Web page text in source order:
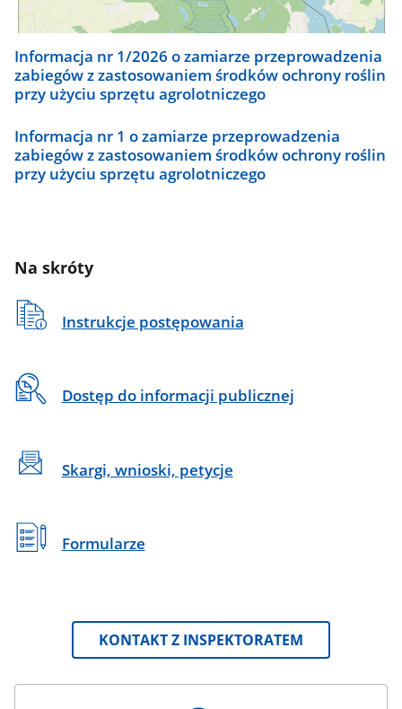
Informacja nr 1/2026 o zamiarze przeprowadzenia
zabiegów z zastosowaniem środków ochrony roślin
przy użyciu sprzętu agrolotniczego
Informacja nr 1 o zamiarze przeprowadzenia
zabiegów z zastosowaniem środków ochrony roślin
przy użyciu sprzętu agrolotniczego
Na skróty
Instrukcje postępowania
Dostęp do informacji publicznej
Skargi, wnioski, petycje
Formularze
KONTAKT Z INSPEKTORATEM